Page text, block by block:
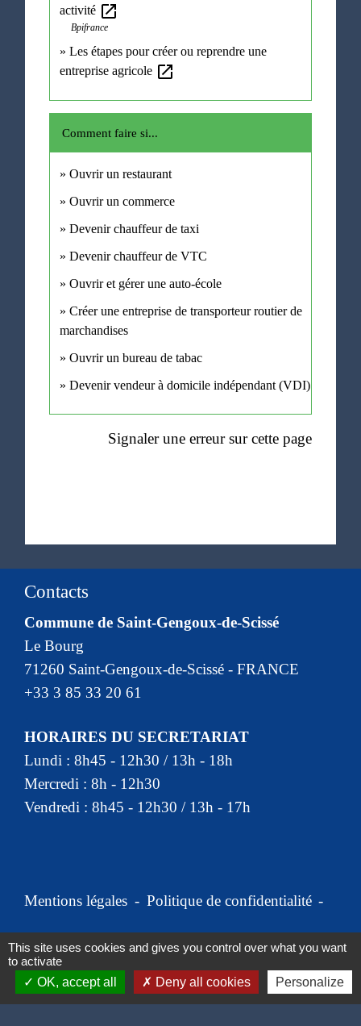
activité open_in_new
Bpifrance
Les étapes pour créer ou reprendre une
entreprise agricole open_in_new
Comment faire si...
Ouvrir un restaurant
Ouvrir un commerce
Devenir chauffeur de taxi
Devenir chauffeur de VTC
Ouvrir et gérer une auto-école
Créer une entreprise de transporteur routier de
marchandises
Ouvrir un bureau de tabac
Devenir vendeur à domicile indépendant (VDI)
Signaler une erreur sur cette page
Contacts
Commune de Saint-Gengoux-de-Scissé
Le Bourg
71260 Saint-Gengoux-de-Scissé - FRANCE
+33 3 85 33 20 61
HORAIRES DU SECRETARIAT
Lundi : 8h45 - 12h30 / 13h - 18h
Mercredi : 8h - 12h30
Vendredi : 8h45 - 12h30 / 13h - 17h
Mentions légales - Politique de confidentialité -
Accessibilité - Plan du site -
Gestion des cookies
This site uses cookies and gives you control over what you want
to activate
OK, accept all
Deny all cookies Personalize